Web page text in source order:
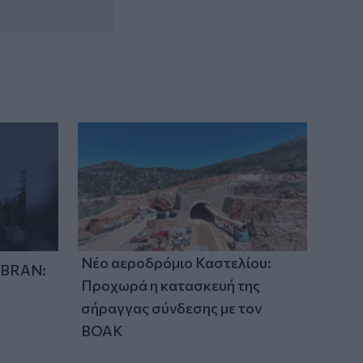
Νέο αεροδρόμιο Καστελίου:
Προχωρά η κατασκευή της
σήραγγας σύνδεσης με τον
ΒΟΑΚ